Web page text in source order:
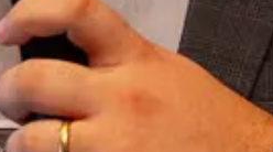
insights qualitativos sobre a
a medir o impacto do programa